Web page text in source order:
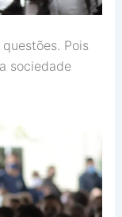
Pois
sociedade